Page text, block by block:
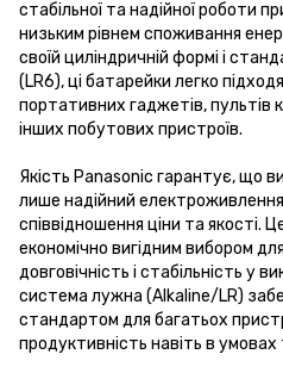
стабільної та надійної роботи
низьким рівнем споживання
своїй циліндричній формі і
(LR6), ці батарейки легко
портативних гаджетів, пультів
інших побутових пристроїв.
Якість Panasonic гарантує, що
лише надійний
співвідношення ціни та якості.
економічно вигідним вибором
довговічність і стабільність у
система лужна (Alkaline/LR)
стандартом для багатьох
продуктивність навіть в умовах